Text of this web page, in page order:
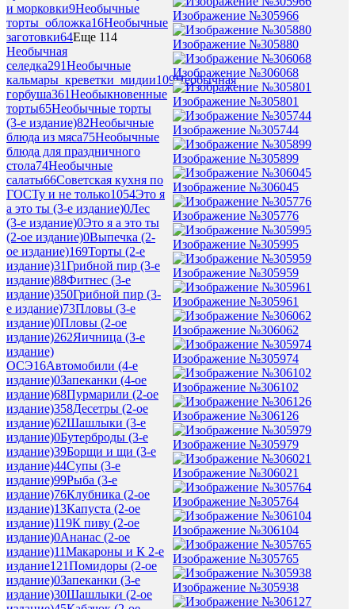
и морковки9Необычные
торты_обложка16Необычные
заготовки64Еще 114
Необычная
селедка291Необычные
кальмары_креветки_мидии109Необычная
горбуша361Необыкновенные
торты65Необычные торты
(3-е издание)82Необычные
блюда из мяса75Необычные
блюда для праздничного
стола74Необычные
салаты66Советская кухня по
ГОСТу и не только1054Это я
а это ты (3-е издание)0Лес
(3-е издание)0Это я а это ты
(2-ое издание)0Выпечка (2-
ое издание)169Торты (2-е
издание)31Грибной пир (3-е
издание)88Фитнес (3-е
издание)350Грибной пир (3-
е издание)73Пловы (3-е
издание)0Пловы (2-ое
издание)262Яичница (3-е
издание)
ОСЭ16Автомобили (4-е
издание)0Запеканки (4-ое
издание)68Пурмарили (2-ое
издание)358Десетры (2-ое
издание)62Шашлыки (3-е
издание)0Бутерброды (3-е
издание)39Борщи и щи (3-е
издание)44Супы (3-е
издание)99Рыба (3-е
издание)76Клубника (2-ое
издание)13Капуста (2-ое
издание)119К пиву (2-ое
издание)0Ананас (2-ое
издание)11Макароны и К 2-е
издание121Помидоры (2-ое
издание)0Запеканки (3-е
издание)30Шашлыки (2-ое
Изображение №305966
Изображение №305880
Изображение №306068
Изображение №305801
Изображение №305744
Изображение №305899
Изображение №306045
Изображение №305776
Изображение №305995
Изображение №305959
Изображение №305961
Изображение №306062
Изображение №305974
Изображение №306102
Изображение №306126
Изображение №305979
Изображение №306021
Изображение №305764
Изображение №306104
Изображение №305765
Изображение №305938